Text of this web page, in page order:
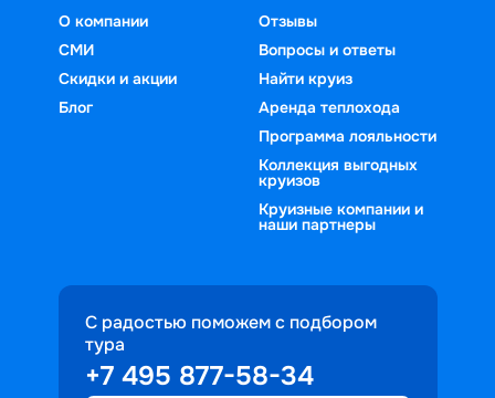
О компании
СМИ
Скидки и акции
Блог
Отзывы
Вопросы и ответы
Найти круиз
Аренда теплохода
Программа лояльности
Коллекция выгодных
круизов
Круизные компании и
наши партнеры
С радостью поможем с подбором
тура
+7 495 877-58-34